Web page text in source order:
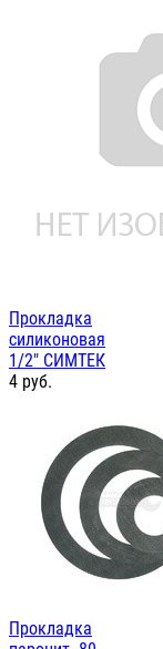
Прокладка
силиконовая
1/2" СИМТЕК
4 руб.
Прокладка